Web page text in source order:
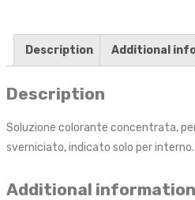
Description Additional
Description
Soluzione colorante concentrata,
sverniciato, indicato solo per interno.
Additional information